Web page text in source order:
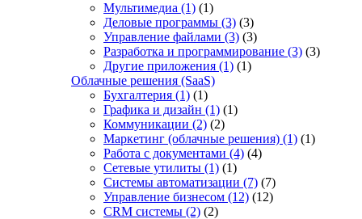
Мультимедиа (1) (1)
Деловые программы (3) (3)
Управление файлами (3) (3)
Разработка и программирование (3) (3)
Другие приложения (1) (1)
Облачные решения (SaaS)
Бухгалтерия (1) (1)
Графика и дизайн (1) (1)
Коммуникации (2) (2)
Маркетинг (облачные решения) (1) (1)
Работа с документами (4) (4)
Сетевые утилиты (1) (1)
Системы автоматизации (7) (7)
Управление бизнесом (12) (12)
CRM системы (2) (2)